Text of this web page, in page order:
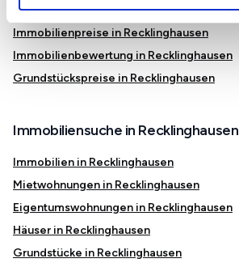
Mietspiegel in Recklinghausen
Immobilienpreise in Recklinghausen
Immobilienbewertung in Recklinghausen
Grundstückspreise in Recklinghausen
Immobiliensuche in Recklinghausen
Immobilien in Recklinghausen
Mietwohnungen in Recklinghausen
Eigentumswohnungen in Recklinghausen
Häuser in Recklinghausen
Grundstücke in Recklinghausen